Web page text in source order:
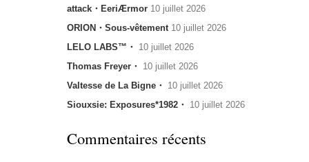
attack・EeriÆrmor 10 juillet 2026
ORION・Sous-vêtement 10 juillet 2026
LELO LABS™・ 10 juillet 2026
Thomas Freyer・ 10 juillet 2026
Valtesse de La Bigne・ 10 juillet 2026
Siouxsie: Exposures*1982・ 10 juillet 2026
Commentaires récents